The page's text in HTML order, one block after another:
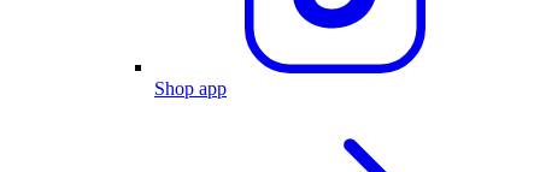
Shop app